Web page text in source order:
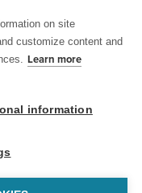
on site
customize content and
Learn more
information